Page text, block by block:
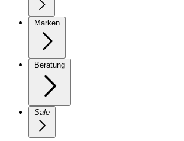
Marken
Beratung
Sale